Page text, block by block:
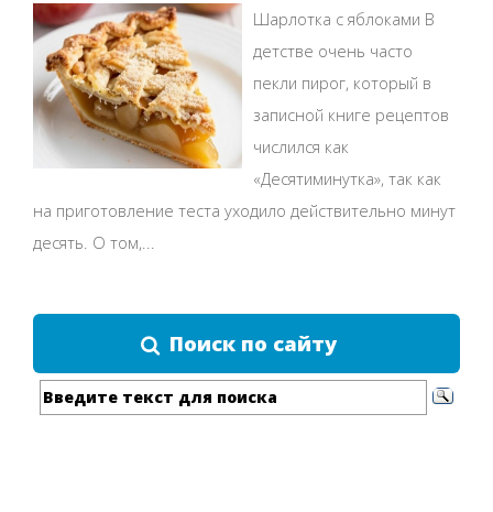
Шарлотка с яблоками В
детстве очень часто
пекли пирог, который в
записной книге рецептов
числился как
«Десятиминутка», так как
на приготовление теста уходило действительно минут
десять. О том,...
Поиск по сайту